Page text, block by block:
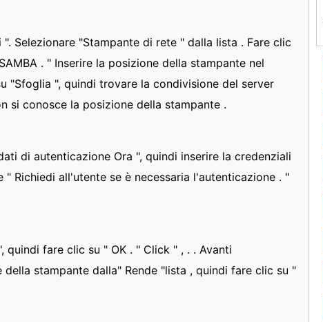
Selezionare "Stampante di rete " dalla lista . Fare clic
. " Inserire la posizione della stampante nel
"Sfoglia ", quindi trovare la condivisione del server
si conosce la posizione della stampante .
di autenticazione Ora ", quindi inserire la credenziali
" Richiedi all'utente se è necessaria l'autenticazione . "
quindi fare clic su " OK . " Click " , . . Avanti
stampante dalla" Rende "lista , quindi fare clic su "